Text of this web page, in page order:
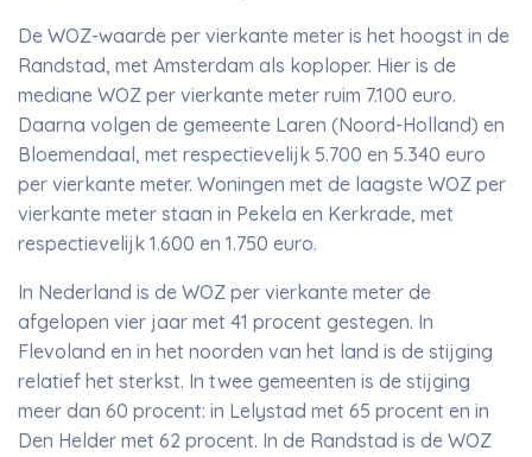
De WOZ-waarde per vierkante meter is het hoogst in de
Randstad, met Amsterdam als koploper. Hier is de
mediane WOZ per vierkante meter ruim 7.100 euro.
Daarna volgen de gemeente Laren (Noord-Holland) en
Bloemendaal, met respectievelijk 5.700 en 5.340 euro
per vierkante meter. Woningen met de laagste WOZ per
vierkante meter staan in Pekela en Kerkrade, met
respectievelijk 1.600 en 1.750 euro.
In Nederland is de WOZ per vierkante meter de
afgelopen vier jaar met 41 procent gestegen. In
Flevoland en in het noorden van het land is de stijging
relatief het sterkst. In twee gemeenten is de stijging
meer dan 60 procent: in Lelystad met 65 procent en in
Den Helder met 62 procent. In de Randstad is de WOZ